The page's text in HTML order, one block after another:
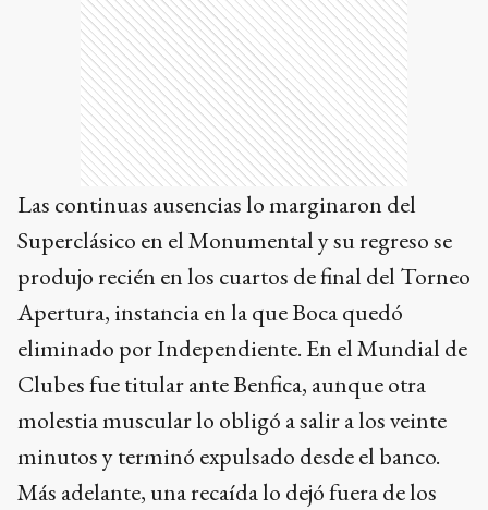
Las continuas ausencias lo marginaron del
Superclásico en el Monumental y su regreso se
produjo recién en los cuartos de final del Torneo
Apertura, instancia en la que Boca quedó
eliminado por Independiente. En el Mundial de
Clubes fue titular ante Benfica, aunque otra
molestia muscular lo obligó a salir a los veinte
minutos y terminó expulsado desde el banco.
Más adelante, una recaída lo dejó fuera de los